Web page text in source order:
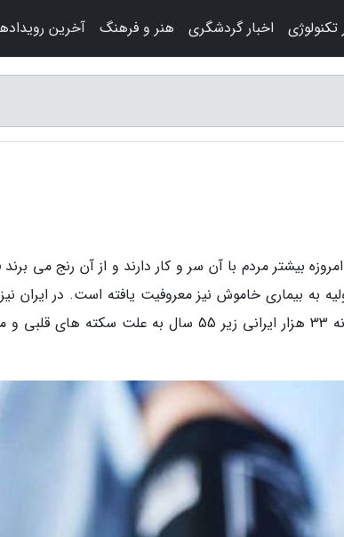
بیشتر مردم با آن سر و کار دارند و از آن رنج می برند
به بیماری خاموش نیز معروفیت یافته است. در ایران
سوم جمعیت کشور مبتلا به فشارخون بالا هستند. مرگ سالانه 33 هزار ایرانی زیر 55 سال به علت سکته
تکنولوژی اخبار گردشگری هنر و فرهنگ آخرین